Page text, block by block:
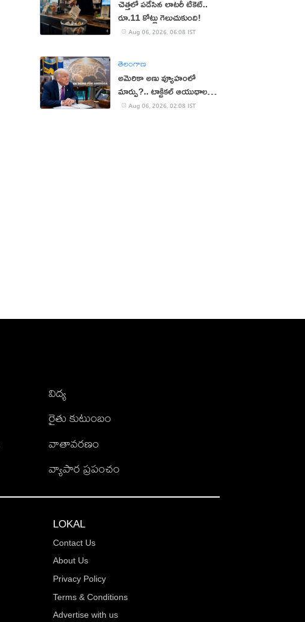
చెత్తలో పడేసిన లాటరీ టికెట్..
రూ.11 కోట్లు గెలుచుకుంది!
Aug 06, 2026, 06:08 IST
తెలంగాణ
అమెరికా అణు వ్యూహంలో
మార్పు?.. టాక్టికల్ ఆయుధాలకు
ప్రాధాన్యం!
Aug 06, 2026, 02:08 IST
విద్య
రైతు కుటుంబం
వాతావరణం
వ్యాపార ప్రపంచం
LOKAL
Contact Us
About Us
Privacy Policy
Terms & Conditions
Advertise with us